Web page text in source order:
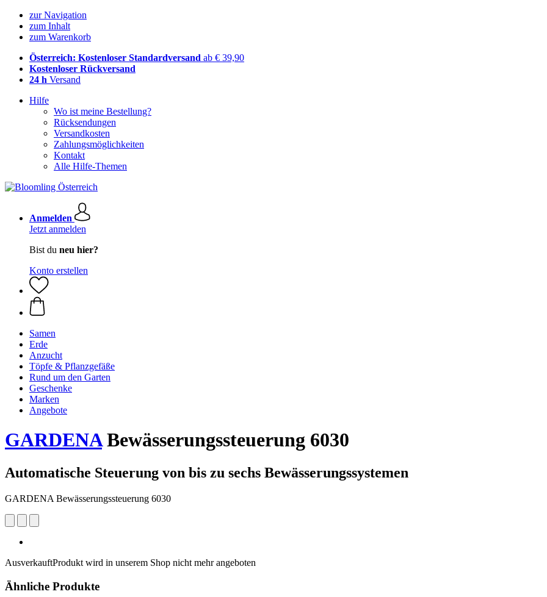
zur Navigation
zum Inhalt
zum Warenkorb
Österreich: Kostenloser Standardversand ab € 39,90
Kostenloser Rückversand
24 h Versand
Hilfe
Wo ist meine Bestellung?
Rücksendungen
Versandkosten
Zahlungsmöglichkeiten
Kontakt
Alle Hilfe-Themen
Anmelden
Jetzt anmelden
Bist du neu hier?
Konto erstellen
Samen
Erde
Anzucht
Töpfe & Pflanzgefäße
Rund um den Garten
Geschenke
Marken
Angebote
GARDENABewässerungssteuerung 6030
Automatische Steuerung von bis zu sechs Bewässerungssystemen
GARDENA Bewässerungssteuerung 6030
AusverkauftProdukt wird in unserem Shop nicht mehr angeboten
Ähnliche Produkte